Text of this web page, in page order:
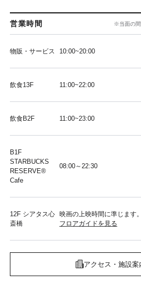
営業時間 ※当面の間
物販・サービス 10:00~20:00
飲食13F 11:00~22:00
飲食B2F 11:00~23:00
B1F
STARBUCKS
RESERVE®︎
Cafe
08:00～22:30
12F シアタス心
斎橋
映画の上映時間に準じます。
フロアガイドを見る
アクセス・施設案